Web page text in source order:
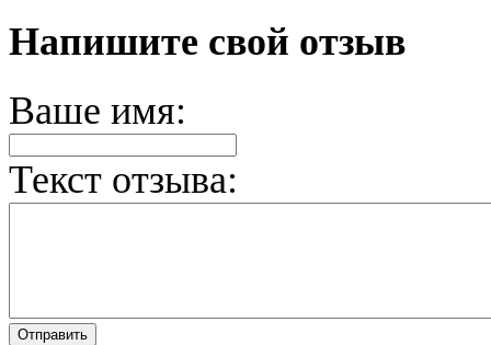
Напишите свой отзыв
Ваше имя:
Текст отзыва: